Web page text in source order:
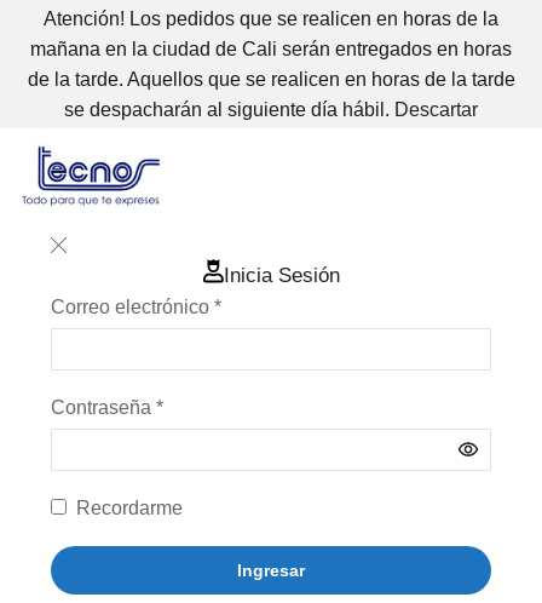
Atención! Los pedidos que se realicen en horas de la
mañana en la ciudad de Cali serán entregados en horas
de la tarde. Aquellos que se realicen en horas de la tarde
se despacharán al siguiente día hábil. Descartar
Inicia Sesión
Correo electrónico *
Contraseña *
Recordarme
Ingresar